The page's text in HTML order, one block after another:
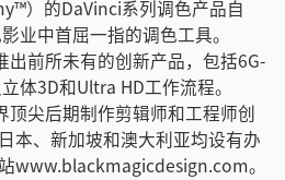
）的DaVinci系列调色产品自
业中首屈一指的调色工具。
前所未有的创新产品，包括6G-
体3D和Ultra HD工作流程。
尖后期制作剪辑师和工程师创
本、新加坡和澳大利亚均设有办
www.blackmagicdesign.com。